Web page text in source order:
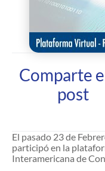
Comparte
post
El pasado 23 de
participó en la
Interamericana de